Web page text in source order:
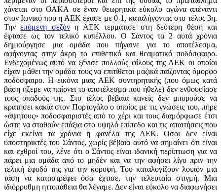
χάνεται στο ΟΑΚΑ σε έναν θεωρητικά εύκολο αγώνα απέναντι
στον Ιωνικό που η ΑΕΚ έχασε με 0-1, καταλήγοντας στο τέλος 3η.
Τηνεπόμενη σεζόνη ΑΕΚ τερμάτισε στη δεύτερη θέση και
έφτασε ως τον τελικό κυπέλλου. Ο Σάντος τα 2 αυτά χρόνια
δημιούργησε μια ομάδα που πήγαινε για το αποτέλεσμα,
αφήνοντας στην άκρη το επιθετικό και θεαματικό ποδόσφαιρο.
Ενδεχομένως αυτό να ξένισε πολλούς φίλους της ΑΕΚ οι οποίοι
είχαν μάθει την ομάδα τους να επιτίθεται μαζικά παίζοντας όμορφο
ποδόσφαιρο. Η εικόνα μιας ΑΕΚ συντηρητικής (που όμως κατά
βάση ήξερε να παίρνει το αποτέλεσμα που ήθελε) δεν ενθουσίασε
τους οπαδούς της. Στο τέλος βέβαια κανείς δεν μπορούσε να
κρατήσει κακία στον Πορτογάλο ο οποίος με τις γνώσεις του, πήρε
«άψητους» ποδοσφαιριστές από το χέρι και τους διαμόρφωσε έτσι
ώστε να σταθούν επάξια στο υψηλό επίπεδο και τις απαιτήσεις που
είχε εκείνα τα χρόνια η φανέλα της ΑΕΚ. Όσοι δεν είναι
υποστηρικτές του Σάντος, χωρίς βέβαια αυτό να σημαίνει ότι είναι
και εχθροί του, λένε ότι ο Σάντος είναι ιδανική περίπτωση για να
πάρει μια ομάδα από το μηδέν και να την αφήσει λίγο πριν την
τελική έφοδό της για την κορυφή. Του καταλογίζουν λοιπόν μια
τάση να καταστρέφει όσα έχτισε, την τελευταία στιγμή. Μια
ιδιόρρυθμη ηττοπάθεια θα λέγαμε. Δεν είναι εύκολο να διαφωνήσει